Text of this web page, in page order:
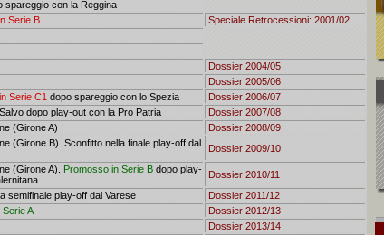
spareggio con la Reggina
Serie B
Speciale Retrocessioni: 2001/02
Dossier 2004/05
Dossier 2005/06
Serie C1 dopo spareggio con lo Spezia
Dossier 2006/07
dopo play-out con la Pro Patria
Dossier 2007/08
(Girone A)
Dossier 2008/09
(Girone B). Sconfitto nella finale play-off dal
Dossier 2009/10
(Girone A). Promosso in Serie B dopo play-
Dossier 2010/11
semifinale play-off dal Varese
Dossier 2011/12
Serie A
Dossier 2012/13
Dossier 2013/14